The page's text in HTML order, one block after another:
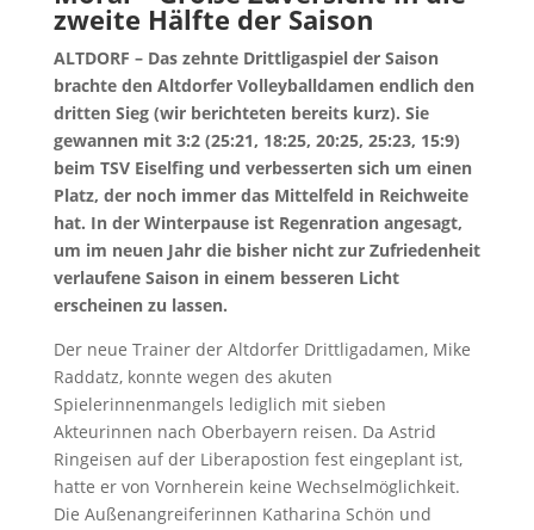
zweite Hälfte der Saison
ALTDORF – Das zehnte Drittligaspiel der Saison
brachte den Altdorfer Volleyballdamen endlich den
dritten Sieg (wir berichteten bereits kurz). Sie
gewannen mit 3:2 (25:21, 18:25, 20:25, 25:23, 15:9)
beim TSV Eiselfing und verbesserten sich um einen
Platz, der noch immer das Mittelfeld in Reichweite
hat. In der Winterpause ist Regenration angesagt,
um im neuen Jahr die bisher nicht zur Zufriedenheit
verlaufene Saison in einem besseren Licht
erscheinen zu lassen.
Der neue Trainer der Altdorfer Drittligadamen, Mike
Raddatz, konnte wegen des akuten
Spielerinnenmangels lediglich mit sieben
Akteurinnen nach Oberbayern reisen. Da Astrid
Ringeisen auf der Liberapostion fest eingeplant ist,
hatte er von Vornherein keine Wechselmöglichkeit.
Die Außenangreiferinnen Katharina Schön und